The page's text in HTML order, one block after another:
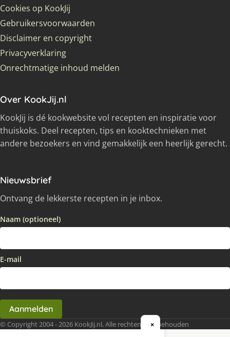
Cookies op KookJij
Gebruikersvoorwaarden
Disclaimer en copyright
Privacyverklaring
Onrechtmatige inhoud melden
Over KookJij.nl
KookJij is dé kookwebsite vol recepten en inspiratie voor
thuiskoks. Deel recepten, tips en kooktechnieken met
andere bezoekers en vind gemakkelijk een heerlijk gerecht.
Nieuwsbrief
Ontvang de lekkerste recepten in je inbox.
Naam (optioneel)
E-mail
Aanmelden
© Copyright 2004 - 2026 KookJij.nl, Alle rechten voorbehouden
×